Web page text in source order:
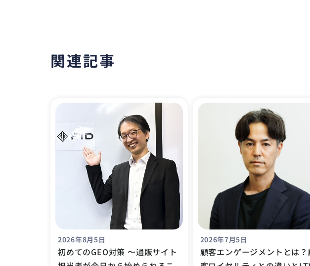
関連記事
2026年8月5日
初めてのGEO対策 〜通販サイト
2026年7月5日
顧客エンゲージメントとは？